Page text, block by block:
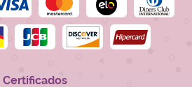
Certificados